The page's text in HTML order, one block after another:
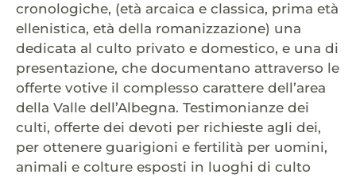
cronologiche, (età arcaica e classica, prima età
ellenistica, età della romanizzazione) una
dedicata al culto privato e domestico, e una di
presentazione, che documentano attraverso le
offerte votive il complesso carattere dell’area
della Valle dell’Albegna. Testimonianze dei
culti, offerte dei devoti per richieste agli dei,
per ottenere guarigioni e fertilità per uomini,
animali e colture esposti in luoghi di culto